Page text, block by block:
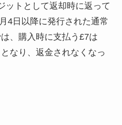
ットとして返却時に返って
4日以降に発行された通常
、購入時に支払う£7は
なり、返金されなくなっ